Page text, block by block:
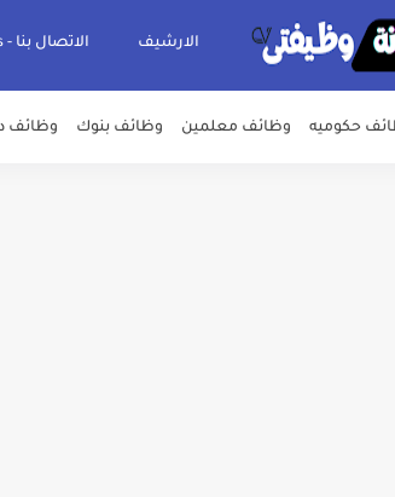
الارشيف الاتصال بنا - Contact us
حكوميه وظائف معلمين وظائف بنوك وظائف